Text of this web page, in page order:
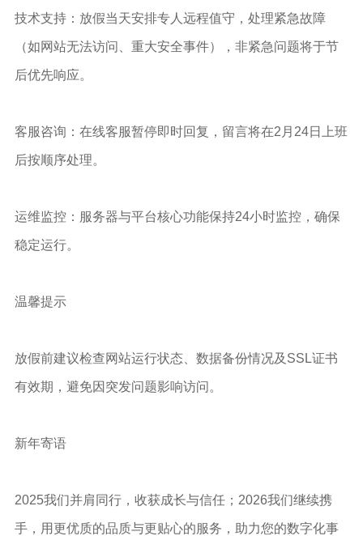
技术支持：放假当天安排专人远程值守，处理紧急故障
（如网站无法访问、重大安全事件），非紧急问题将于节
后优先响应。
客服咨询：在线客服暂停即时回复，留言将在2月24日上班
后按顺序处理。
运维监控：服务器与平台核心功能保持24小时监控，确保
稳定运行。
温馨提示
放假前建议检查网站运行状态、数据备份情况及SSL证书
有效期，避免因突发问题影响访问。
新年寄语
2025我们并肩同行，收获成长与信任；2026我们继续携
手，用更优质的品质与更贴心的服务，助力您的数字化事